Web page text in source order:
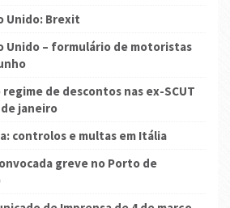
Unido: Brexit
Unido – formulário de motoristas
regime de descontos nas ex-SCUT
janeiro
controlos e multas em Itália
greve no Porto de